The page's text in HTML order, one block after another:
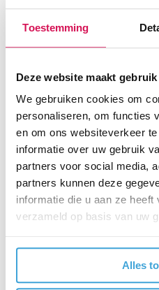
Toestemming
Deze website maakt
We gebruiken cookies om
personaliseren, om functies
en om ons websiteverkeer
informatie over uw gebruik
partners voor social media,
partners kunnen deze
informatie die u aan ze
verzameld op basis van uw
Alles
Als je niet meer kunt
mailtje naar
Doelgroep
Deze training is voor:
en leraar ondersteuners.
Studiebelasting
10 uur
Data & locatie(s)
Bijeenkomst 1:
Woensdag 11 november
15.00 - 17.00 uur